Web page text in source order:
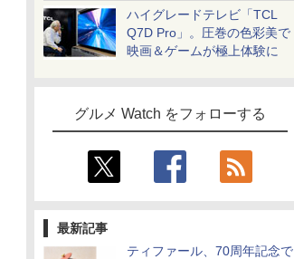
ハイグレードテレビ「TCL
Q7D Pro」。圧巻の色彩美で
映画＆ゲームが極上体験に
グルメ Watch をフォローする
最新記事
ティファール、70周年記念で